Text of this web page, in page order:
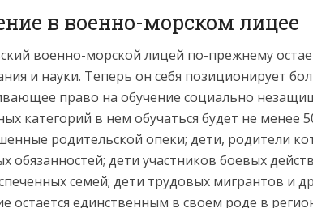
в военно-морском лицее
военно-морской лицей по-прежнему
и науки. Теперь он себя позиционирует
право на обучение социально
категорий в нем обучаться будет не менее
родительской опеки; дети, родители
обязанностей; дети участников боевых
семей; дети трудовых мигрантов и
остается единственным в своем роде в